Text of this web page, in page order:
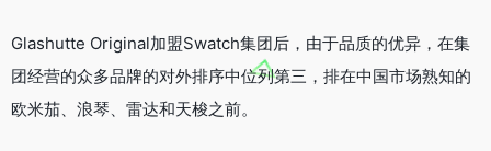
Glashutte Original加盟Swatch集团后，由于品质的优异，在集
团经营的众多品牌的对外排序中位列第三，排在中国市场熟知的
欧米茄、浪琴、雷达和天梭之前。